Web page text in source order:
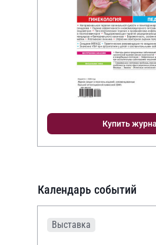
Купить
Календарь событий
Выставка